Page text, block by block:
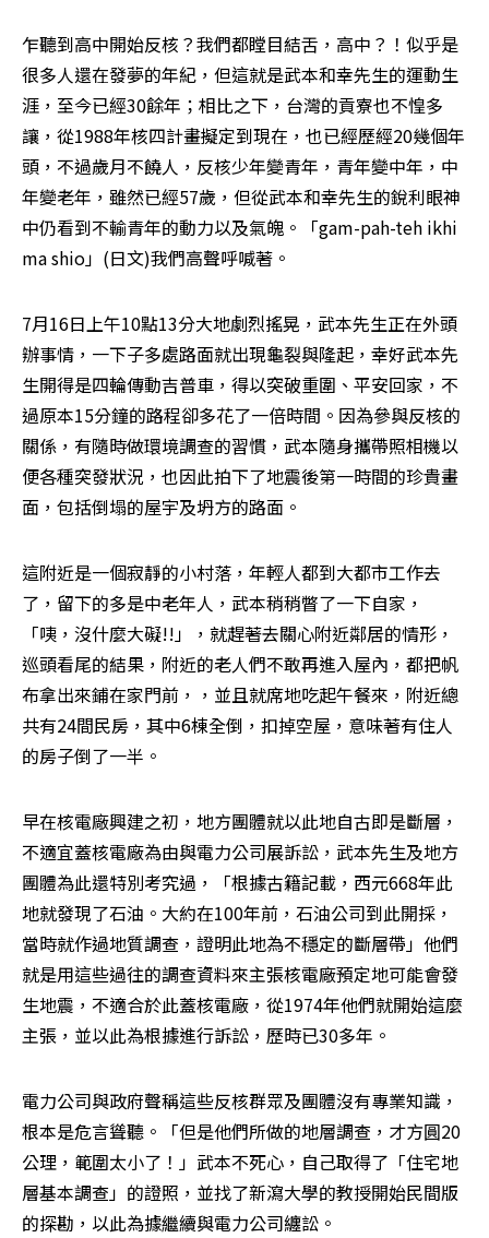
乍聽到高中開始反核？我們都瞠目結舌，高中？！似乎是
很多人還在發夢的年紀，但這就是武本和幸先生的運動生
涯，至今已經30餘年；相比之下，台灣的貢寮也不惶多
讓，從1988年核四計畫擬定到現在，也已經歷經20幾個年
頭，不過歲月不饒人，反核少年變青年，青年變中年，中
年變老年，雖然已經57歲，但從武本和幸先生的銳利眼神
中仍看到不輸青年的動力以及氣魄。「gam-pah-teh ikhi
ma shio」(日文)我們高聲呼喊著。
7月16日上午10點13分大地劇烈搖晃，武本先生正在外頭
辦事情，一下子多處路面就出現龜裂與隆起，幸好武本先
生開得是四輪傳動吉普車，得以突破重圍、平安回家，不
過原本15分鐘的路程卻多花了一倍時間。因為參與反核的
關係，有隨時做環境調查的習慣，武本隨身攜帶照相機以
便各種突發狀況，也因此拍下了地震後第一時間的珍貴畫
面，包括倒塌的屋宇及坍方的路面。
這附近是一個寂靜的小村落，年輕人都到大都市工作去
了，留下的多是中老年人，武本稍稍瞥了一下自家，
「咦，沒什麼大礙!!」，就趕著去關心附近鄰居的情形，
巡頭看尾的結果，附近的老人們不敢再進入屋內，都把帆
布拿出來鋪在家門前，，並且就席地吃起午餐來，附近總
共有24間民房，其中6棟全倒，扣掉空屋，意味著有住人
的房子倒了一半。
早在核電廠興建之初，地方團體就以此地自古即是斷層，
不適宜蓋核電廠為由與電力公司展訴訟，武本先生及地方
團體為此還特別考究過，「根據古籍記載，西元668年此
地就發現了石油。大約在100年前，石油公司到此開採，
當時就作過地質調查，證明此地為不穩定的斷層帶」他們
就是用這些過往的調查資料來主張核電廠預定地可能會發
生地震，不適合於此蓋核電廠，從1974年他們就開始這麼
主張，並以此為根據進行訴訟，歷時已30多年。
電力公司與政府聲稱這些反核群眾及團體沒有專業知識，
根本是危言聳聽。「但是他們所做的地層調查，才方圓20
公理，範圍太小了！」武本不死心，自己取得了「住宅地
層基本調查」的證照，並找了新瀉大學的教授開始民間版
的探勘，以此為據繼續與電力公司纏訟。